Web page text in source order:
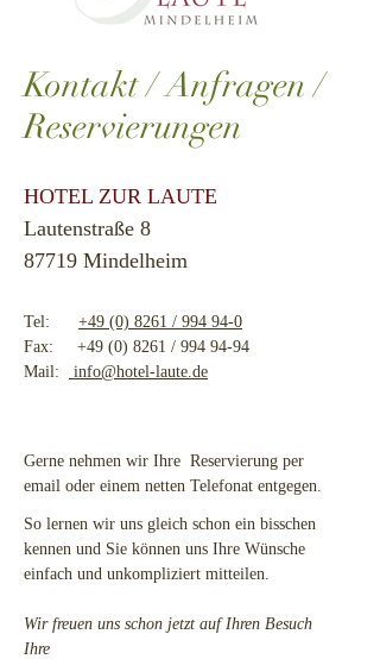
Kontakt / Anfragen /
Reservierungen
HOTEL ZUR LAUTE
Lautenstraße 8
87719 Mindelheim
Tel: +49 (0) 8261 / 994 94-0
Fax: +49 (0) 8261 / 994 94-94
Mail:
info@hotel-laute.de
Gerne nehmen wir Ihre Reservierung per
email oder einem netten Telefonat entgegen.
So lernen wir uns gleich schon ein bisschen
kennen und Sie können uns Ihre Wünsche
einfach und unkompliziert mitteilen.
Wir freuen uns schon jetzt auf Ihren Besuch
Ihre